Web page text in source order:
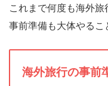
これまで何度も海外
事前準備も大体やるこ
海外旅行の事前